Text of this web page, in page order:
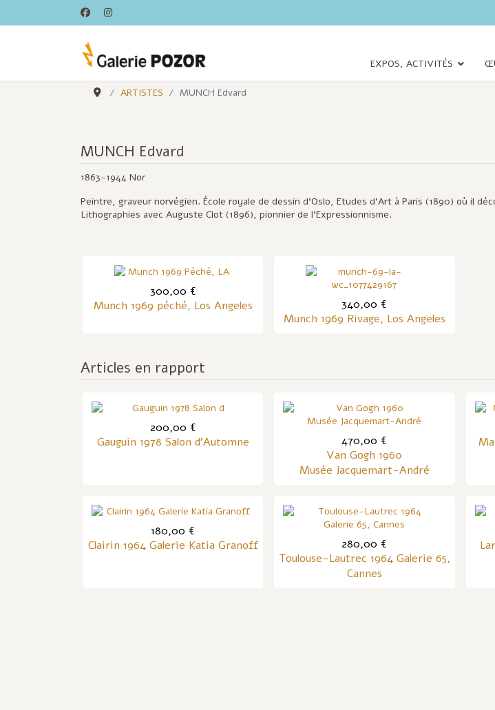
EXPOS, ACTIVITÉS
ARTISTES MUNCH Edvard
MUNCH Edvard
1863-1944 Nor
Peintre, graveur norvégien. École royale de dessin d'Oslo, Etudes d'Art à Paris (1890) où il
Lithographies avec Auguste Clot (1896), pionnier de l'Expressionnisme.
300,00 €
Munch 1969 péché, Los Angeles
340,00 €
Munch 1969 Rivage, Los Angeles
Articles en rapport
200,00 €
Gauguin 1978 Salon d'Automne
470,00 €
Van Gogh 1960
Musée Jacquemart-André
180,00 €
Clairin 1964 Galerie Katia Granoff
280,00 €
Toulouse-Lautrec 1964 Galerie 65,
Cannes